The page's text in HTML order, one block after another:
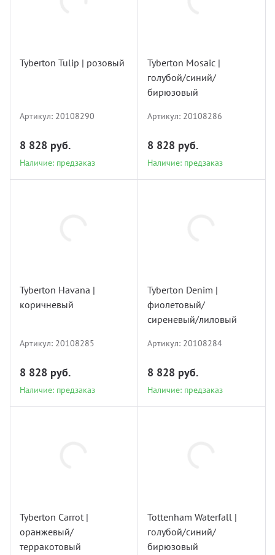
штор
магазин тканей для штор
Tyberton Tulip | розовый
Артикул: 20108290
8 828 руб.
Наличие: предзаказ
Tyberton Mosaic |
голубой/синий/
бирюзовый
Артикул: 20108286
8 828 руб.
Наличие: предзаказ
Наличие: предзаказ
Tyberton Havana |
коричневый
Артикул: 20108285
8 828 руб.
Наличие: предзаказ
Наличие: предзаказ
Tyberton Denim |
фиолетовый/
сиреневый/лиловый
Артикул: 20108284
8 828 руб.
Наличие: предзаказ
Наличие: предзаказ
Tyberton Carrot |
оранжевый/
терракотовый
Наличие: мало
Tottenham Waterfall |
голубой/синий/
бирюзовый
Наличие: мало